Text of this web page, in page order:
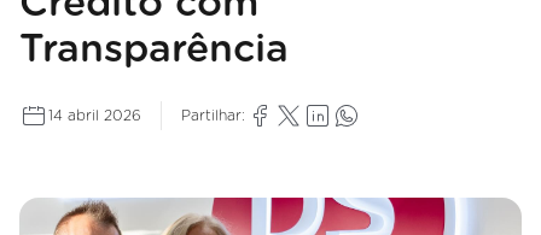
Transparência
14 abril 2026 Partilhar: